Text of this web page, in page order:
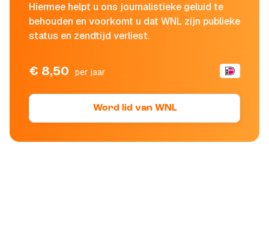
Hiermee helpt u ons journalistieke geluid te
behouden en voorkomt u dat WNL zijn publieke
status en zendtijd verliest.
€ 8,50 per jaar
Word lid van WNL